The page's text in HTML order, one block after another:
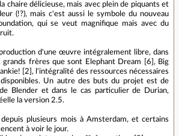
chaire délicieuse, mais avec plein de piquants et
(!?), mais c'est aussi le symbole du nouveau
qui se veut magnifique mais avec du
d'une œuvre intégralement libre, dans
grands frères que sont Elephant Dream [6], Big
[2], l'intégralité des ressources nécessaires
Un autre des buts du projet est de
Blender et dans le cas particulier de Durian,
la version 2.5.
plusieurs mois à Amsterdam, et certains
à voir le jour.